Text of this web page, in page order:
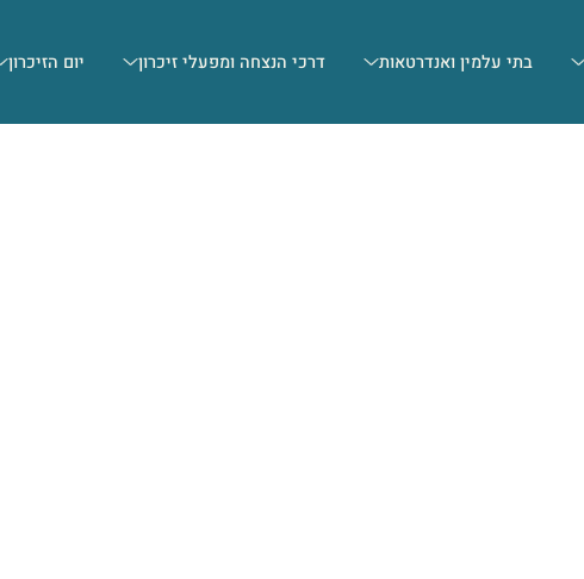
בתי עלמין ואנדרטאות דרכי הנצחה ומפעלי זיכרון יום הזיכרון